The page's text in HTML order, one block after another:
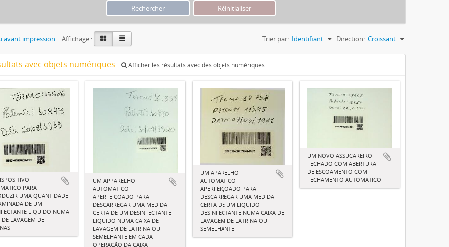
avant impression Affichage : Trier par: Identifiant Direction: Croissant
avec objets numériques Afficher les résultats avec des objets numériques
PARA
UMA QUANTIDADE
DE UM
LIQUIDO NUMA
DE LAVAGEM DE
UM APPARELHO
AUTOMÁTICO
APERFEIÇOADO PARA
DESCARREGAR UMA MEDIDA
CERTA DE UM DESINFECTANTE
LIQUIDO NUMA CAIXA DE
LAVAGEM DE LATRINA OU
SEMELHANTE EM CADA
OPERAÇÃO DA CAIXA
UM APARELHO
AUTOMATICO
APERFEIÇOADO PARA
DESCARREGAR UMA MEDIDA
CERTA DE UM LIQUIDO
DESINFECTANTE NUMA CAIXA DE
LAVAGEM DE LATRINA OU
SEMELHANTE
UM NOVO ASSUCAREIRO
FECHADO COM ABERTURA
DE ESCOAMENTO COM
FECHAMENTO AUTOMATICO